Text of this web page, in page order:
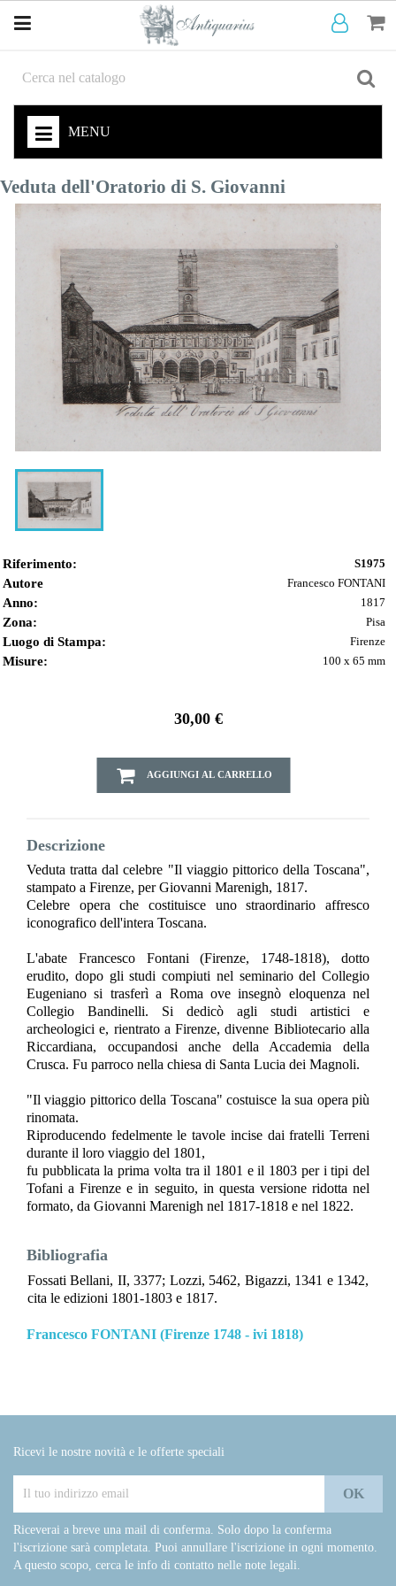
MENU
Veduta dell'Oratorio di S. Giovanni
Riferimento: S1975
Autore Francesco FONTANI
Anno: 1817
Zona: Pisa
Luogo di Stampa: Firenze
Misure: 100 x 65 mm
30,00 €
AGGIUNGI AL CARRELLO
Descrizione
Veduta tratta dal celebre "Il viaggio pittorico della Toscana",
stampato a Firenze, per Giovanni Marenigh, 1817.
Celebre opera che costituisce uno straordinario affresco
iconografico dell'intera Toscana.
L'abate Francesco Fontani (Firenze, 1748-1818), dotto
erudito, dopo gli studi compiuti nel seminario del Collegio
Eugeniano si trasferì a Roma ove insegnò eloquenza nel
Collegio Bandinelli. Si dedicò agli studi artistici e
archeologici e, rientrato a Firenze, divenne Bibliotecario alla
Riccardiana, occupandosi anche della Accademia della
Crusca. Fu parroco nella chiesa di Santa Lucia dei Magnoli.
"Il viaggio pittorico della Toscana" costuisce la sua opera più
rinomata.
Riproducendo fedelmente le tavole incise dai fratelli Terreni
durante il loro viaggio del 1801,
fu pubblicata la prima volta tra il 1801 e il 1803 per i tipi del
Tofani a Firenze e in seguito, in questa versione ridotta nel
formato, da Giovanni Marenigh nel 1817-1818 e nel 1822.
Bibliografia
Fossati Bellani, II, 3377; Lozzi, 5462, Bigazzi, 1341 e 1342,
cita le edizioni 1801-1803 e 1817.
Francesco FONTANI (Firenze 1748 - ivi 1818)
Ricevi le nostre novità e le offerte speciali
Riceverai a breve una mail di conferma. Solo dopo la conferma
l'iscrizione sarà completata. Puoi annullare l'iscrizione in ogni momento.
A questo scopo, cerca le info di contatto nelle note legali.